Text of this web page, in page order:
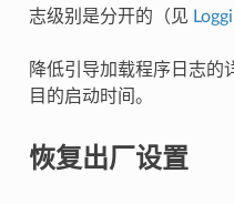
志级别是分开的（见
降低引导加载程序日志的
目的启动时间。
恢复出厂设置